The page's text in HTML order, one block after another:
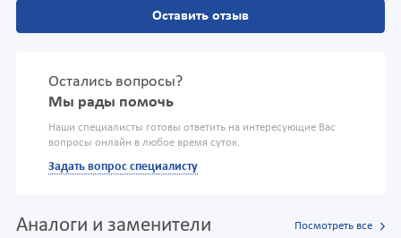
Оставить отзыв
Остались вопросы?
Мы рады помочь
Наши специалисты готовы ответить на интересующие Вас
вопросы онлайн в любое время суток.
Задать вопрос специалисту
Аналоги и заменители Посмотреть все